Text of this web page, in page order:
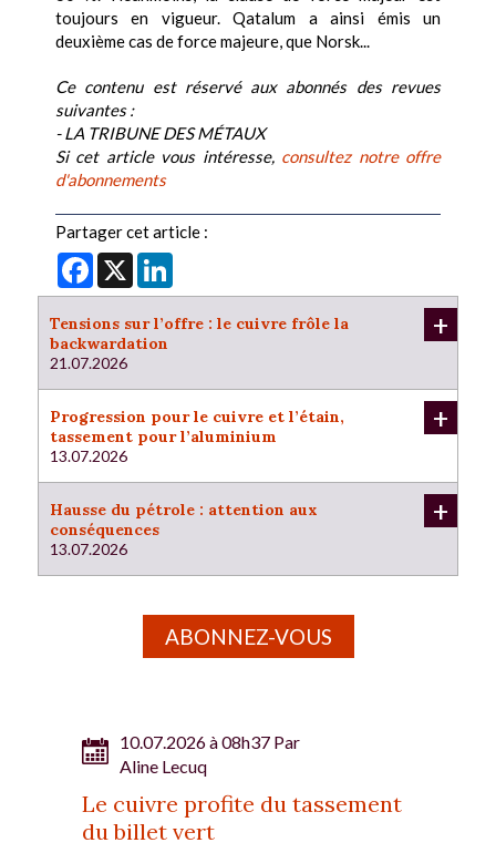
toujours en vigueur. Qatalum a ainsi émis un
deuxième cas de force majeure, que Norsk...
Ce contenu est réservé aux abonnés des revues
suivantes :
- LA TRIBUNE DES MÉTAUX
Si cet article vous intéresse, consultez notre offre
d'abonnements
Partager cet article :
Facebook
X
Tensions sur l’offre : le cuivre frôle la
backwardation
21.07.2026
+
Progression pour le cuivre et l’étain,
tassement pour l’aluminium
13.07.2026
+
Hausse du pétrole : attention aux
conséquences
13.07.2026
+
ABONNEZ-VOUS
10.07.2026 à 08h37 Par
Aline Lecuq
Le cuivre profite du tassement
du billet vert